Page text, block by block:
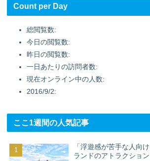
Count per Day
総閲覧数:
今日の閲覧数:
昨日の閲覧数:
一日あたりの訪問者数:
現在オンライン中の人数:
2016/9/2:
ここ1週間の人気記事
「浮遊感が苦手な人向
ランドのアトラクショ